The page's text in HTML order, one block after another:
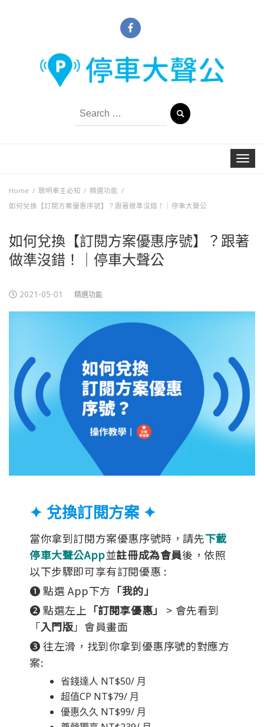
Search
for:
Toggle
Home 聰明車主必知
精選功能
如何兌換【訂閱方案優惠序號】？跟著做準沒錯！｜停車大聲公
如何兌換【訂閱方案優惠序號】？跟著
做準沒錯！｜停車大聲公
2021-05-01 精選功能
✦ 兌換訂閱方案 ✦
當你拿到訂閱方案優惠序號時，請先下載
停車大聲公App並註冊成為會員後，依照
以下步驟即可享有訂閱優惠 :
➊ 點選 App下方 「我的」
➋ 點選左上 「訂閱享優惠」
> 會先看到
「入門版」會員畫面
❸ 往左滑，找到你拿到優惠序號的對應方
案:
省錢達人 NT$50/ 月
超值CP NT$79/ 月
優惠久久 NT$99/ 月